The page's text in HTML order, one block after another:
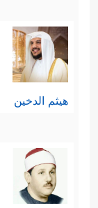
هيثم الدخين